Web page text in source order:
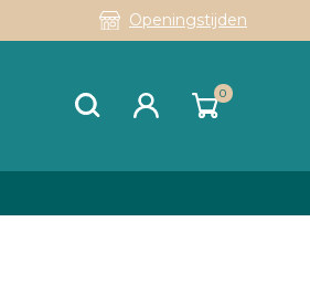
Openingstijden
0